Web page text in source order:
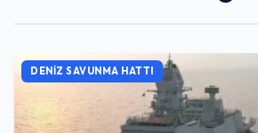
DENIZ SAVUNMA HATTI